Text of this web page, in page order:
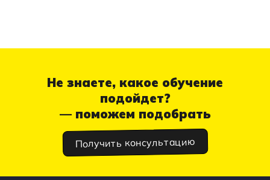
Не знаете, какое обучение
подойдет?
— поможем подобрать
Получить консультацию